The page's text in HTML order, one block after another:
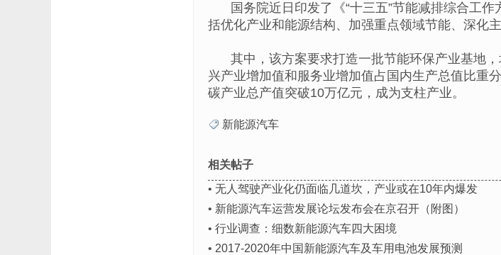
国务院近日印发了《“十三五”节能减排综合工
括优化产业和能源结构、加强重点领域节能、深化
其中，该方案要求打造一批节能环保产业基地
兴产业增加值和服务业增加值占国内生产总值比重
碳产业总产值突破10万亿元，成为支柱产业。
新能源汽车
相关帖子
• 无人驾驶产业化仍面临几道坎，产业或在10年内爆发
• 新能源汽车运营发展论坛发布会在京召开（附图）
• 行业调查：细数新能源汽车四大困境
• 2017-2020年中国新能源汽车及车用电池发展预测